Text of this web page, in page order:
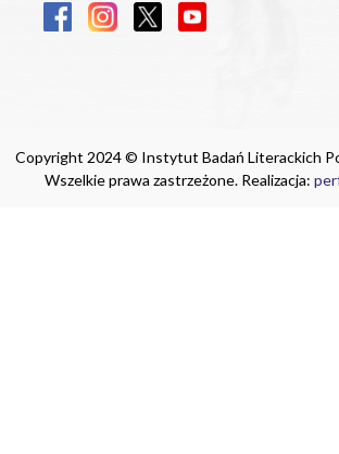
Copyright 2024 © Instytut Badań Literackich
Wszelkie prawa zastrzeżone. Realizacja: